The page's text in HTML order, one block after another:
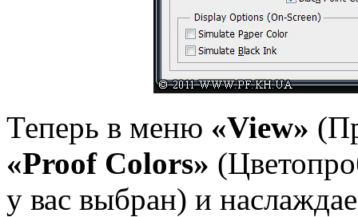
Теперь в меню «View»
«Proof Colors»
у вас выбран) и